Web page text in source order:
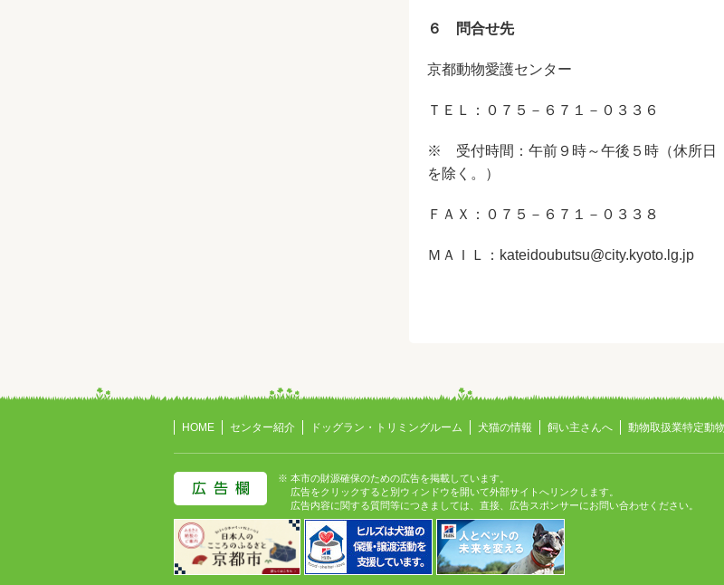
６ 問合せ先
京都動物愛護センター
ＴＥＬ：０７５－６７１－０３３６
※ 受付時間：午前９時～午後５時（休所日
を除く。）
ＦＡＸ：０７５－６７１－０３３８
ＭＡＩＬ： kateidoubutsu@city.kyoto.lg.jp
HOME センター紹介 ドッグラン・トリミングルーム 犬猫の情報 飼い主さんへ 動物取扱業特定動物
※ 本市の財源確保のための広告を掲載しています。
広告をクリックすると別ウィンドウを開いて外部サイトへリンクします。
広告内容に関する質問等につきましては、直接、広告スポンサーにお問い合わせください。